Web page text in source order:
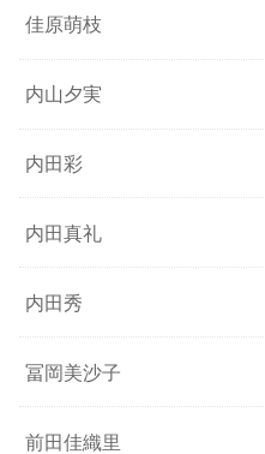
佳原萌枝
内山夕実
内田彩
内田真礼
内田秀
冨岡美沙子
前田佳織里